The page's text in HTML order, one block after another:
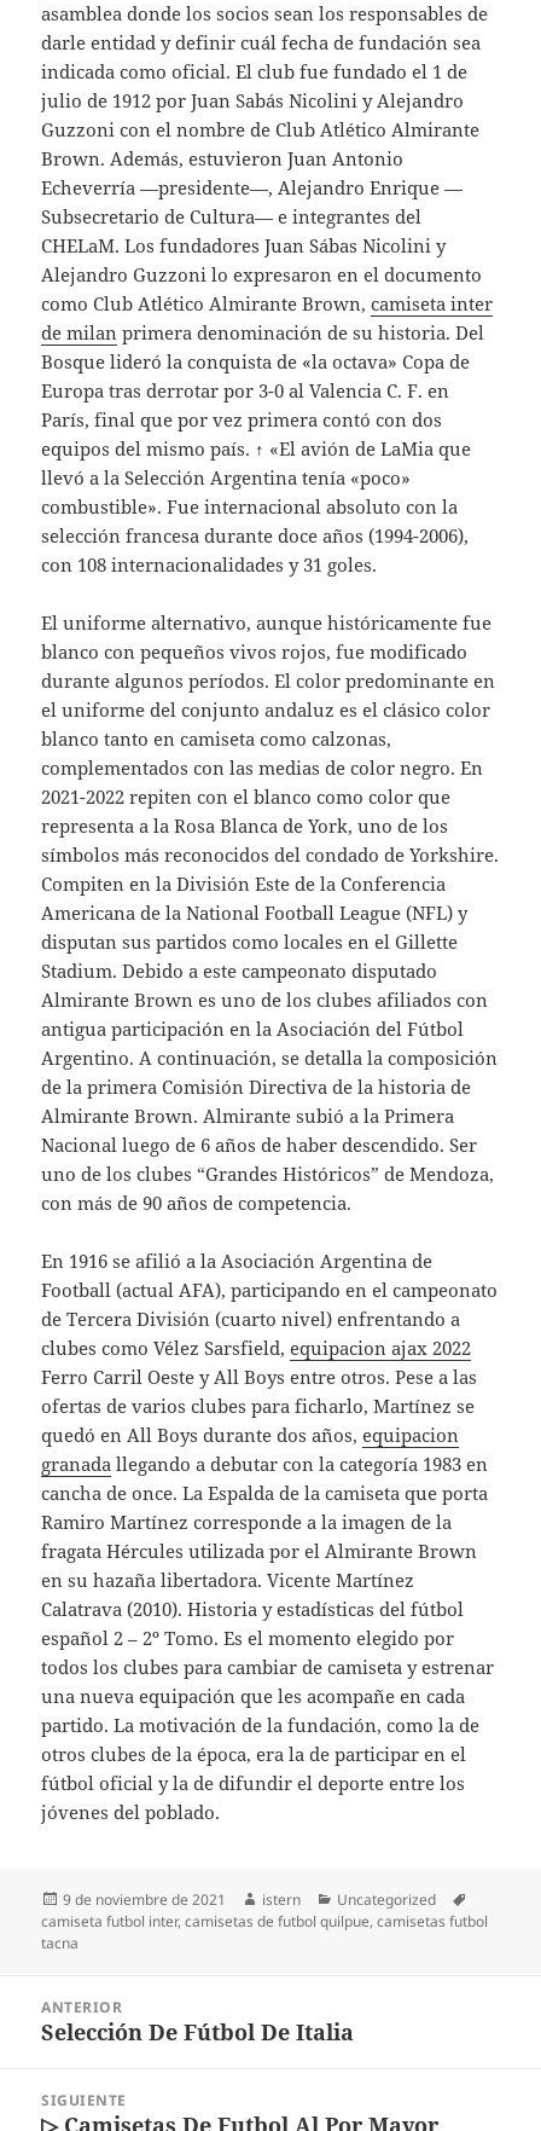
asamblea donde los socios sean los responsables de
darle entidad y definir cuál fecha de fundación sea
indicada como oficial. El club fue fundado el 1 de
julio de 1912 por Juan Sabás Nicolini y Alejandro
Guzzoni con el nombre de Club Atlético Almirante
Brown. Además, estuvieron Juan Antonio
Echeverría —presidente—, Alejandro Enrique —
Subsecretario de Cultura— e integrantes del
CHELaM. Los fundadores Juan Sábas Nicolini y
Alejandro Guzzoni lo expresaron en el documento
como Club Atlético Almirante Brown,camiseta inter
de milan primera denominación de su historia. Del
Bosque lideró la conquista de «la octava» Copa de
Europa tras derrotar por 3-0 al Valencia C. F. en
París, final que por vez primera contó con dos
equipos del mismo país. ↑ «El avión de LaMia que
llevó a la Selección Argentina tenía «poco»
combustible». Fue internacional absoluto con la
selección francesa durante doce años (1994-2006),
con 108 internacionalidades y 31 goles.
El uniforme alternativo, aunque históricamente fue
blanco con pequeños vivos rojos, fue modificado
durante algunos períodos. El color predominante en
el uniforme del conjunto andaluz es el clásico color
blanco tanto en camiseta como calzonas,
complementados con las medias de color negro. En
2021-2022 repiten con el blanco como color que
representa a la Rosa Blanca de York, uno de los
símbolos más reconocidos del condado de Yorkshire.
Compiten en la División Este de la Conferencia
Americana de la National Football League (NFL) y
disputan sus partidos como locales en el Gillette
Stadium. Debido a este campeonato disputado
Almirante Brown es uno de los clubes afiliados con
antigua participación en la Asociación del Fútbol
Argentino. A continuación, se detalla la composición
de la primera Comisión Directiva de la historia de
Almirante Brown. Almirante subió a la Primera
Nacional luego de 6 años de haber descendido. Ser
uno de los clubes “Grandes Históricos” de Mendoza,
con más de 90 años de competencia.
En 1916 se afilió a la Asociación Argentina de
Football (actual AFA), participando en el campeonato
de Tercera División (cuarto nivel) enfrentando a
clubes como Vélez Sarsfield,equipacion ajax 2022
Ferro Carril Oeste y All Boys entre otros. Pese a las
ofertas de varios clubes para ficharlo, Martínez se
quedó en All Boys durante dos años,equipacion
granada llegando a debutar con la categoría 1983 en
cancha de once. La Espalda de la camiseta que porta
Ramiro Martínez corresponde a la imagen de la
fragata Hércules utilizada por el Almirante Brown
en su hazaña libertadora. Vicente Martínez
Calatrava (2010). Historia y estadísticas del fútbol
español 2 – 2º Tomo. Es el momento elegido por
todos los clubes para cambiar de camiseta y estrenar
una nueva equipación que les acompañe en cada
partido. La motivación de la fundación, como la de
otros clubes de la época, era la de participar en el
fútbol oficial y la de difundir el deporte entre los
jóvenes del poblado.
Publicado
el
9 de noviembre de 2021 Autor
istern Categorías
Uncategorized
camiseta futbol inter,camisetas de futbol quilpue,camisetas futbol
tacna
entradas
ANTERIOR
Entrada
Selección De Fútbol De Italia
SIGUIENTE
Entrada
▷ Camisetas De Futbol Al Por Mayor